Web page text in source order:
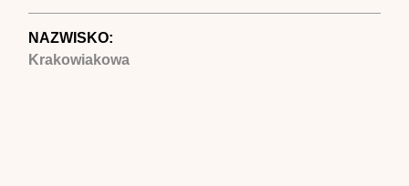
NAZWISKO:
Krakowiakowa